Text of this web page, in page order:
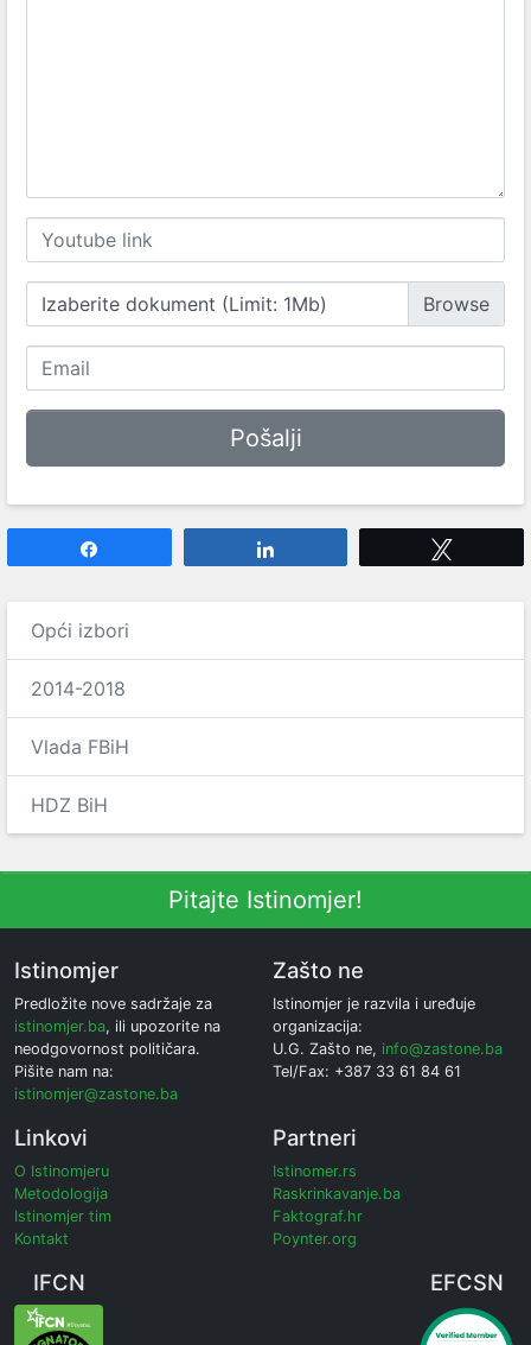
Izaberite dokument (Limit: 1Mb)
Opći izbori
2014-2018
Vlada FBiH
HDZ BiH
Pitajte Istinomjer!
Istinomjer
Predložite nove sadržaje za
istinomjer.ba, ili upozorite na
neodgovornost političara.
Pišite nam na:
istinomjer@zastone.ba
Zašto ne
Istinomjer je razvila i uređuje
organizacija:
U.G. Zašto ne, info@zastone.ba
Tel/Fax: +387 33 61 84 61
Linkovi
O Istinomjeru
Metodologija
Istinomjer tim
Kontakt
Partneri
Istinomer.rs
Raskrinkavanje.ba
Faktograf.hr
Poynter.org
IFCN EFCSN